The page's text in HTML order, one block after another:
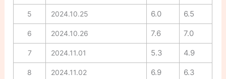
5 2024.10.25 6.0 6.5
6 2024.10.26 7.6 7.0
7 2024.11.01 5.3 4.9
8 2024.11.02 6.9 6.3